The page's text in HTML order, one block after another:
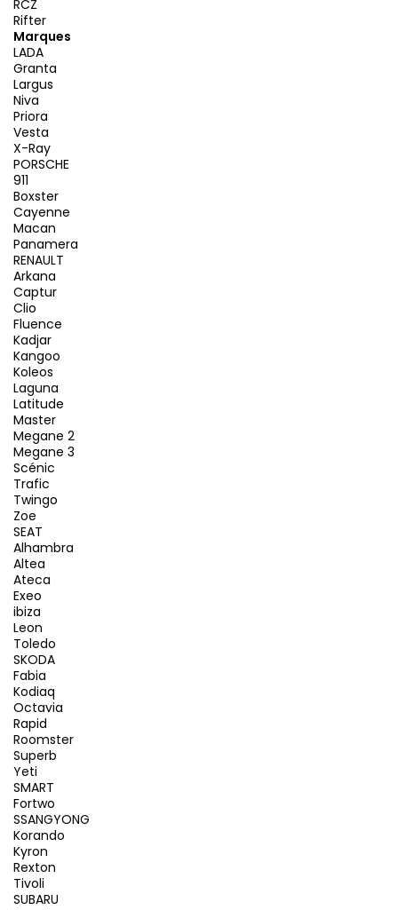
RCZ
Rifter
Marques
LADA
Granta
Largus
Niva
Priora
Vesta
X-Ray
PORSCHE
911
Boxster
Cayenne
Macan
Panamera
RENAULT
Arkana
Captur
Clio
Fluence
Kadjar
Kangoo
Koleos
Laguna
Latitude
Master
Megane 2
Megane 3
Scénic
Trafic
Twingo
Zoe
SEAT
Alhambra
Altea
Ateca
Exeo
ibiza
Leon
Toledo
SKODA
Fabia
Kodiaq
Octavia
Rapid
Roomster
Superb
Yeti
SMART
Fortwo
SSANGYONG
Korando
Kyron
Rexton
Tivoli
SUBARU